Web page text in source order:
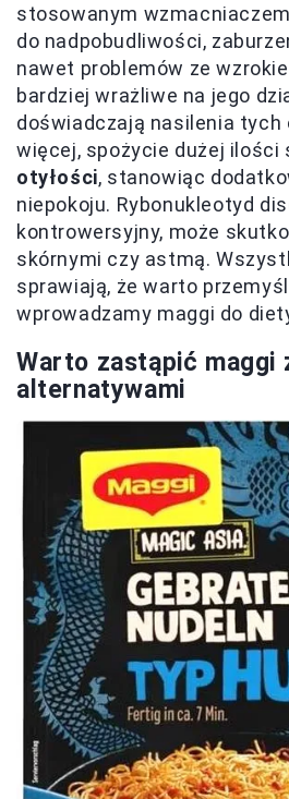
stosowanym
do nadpobudliwości,
nawet problemów ze
bardziej wrażliwe na jego
doświadczają nasilenia tych
więcej, spożycie dużej ilości
otyłości, stanowiąc
niepokoju. Rybonukleotyd
kontrowersyjny, może
skórnymi czy astmą.
sprawiają, że warto
wprowadzamy maggi do
Warto zastąpić maggi
alternatywami